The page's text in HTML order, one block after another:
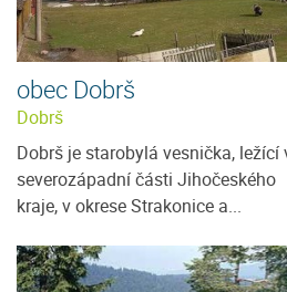
obec Dobrš
Dobrš
Dobrš je starobylá vesnička, ležící
severozápadní části Jihočeského
kraje, v okrese Strakonice a...